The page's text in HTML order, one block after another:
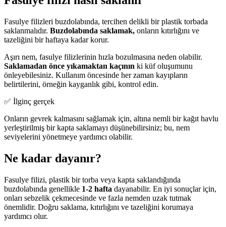
Fasulye filizleri buzdolabında, tercihen delikli bir plastik torbada
saklanmalıdır. Buzdolabında saklamak, onların kıtırlığını ve
tazeliğini bir haftaya kadar korur.
Aşırı nem, fasulye filizlerinin hızla bozulmasına neden olabilir.
Saklamadan önce yıkamaktan kaçının ki küf oluşumunu
önleyebilesiniz. Kullanım öncesinde her zaman kayıpların
belirtilerini, örneğin kayganlık gibi, kontrol edin.
✅ İlginç gerçek
Onların gevrek kalmasını sağlamak için, altına nemli bir kağıt havlu
yerleştirilmiş bir kapta saklamayı düşünebilirsiniz; bu, nem
seviyelerini yönetmeye yardımcı olabilir.
Ne kadar dayanır?
Fasulye filizi, plastik bir torba veya kapta saklandığında
buzdolabında genellikle 1-2 hafta dayanabilir. En iyi sonuçlar için,
onları sebzelik çekmecesinde ve fazla nemden uzak tutmak
önemlidir. Doğru saklama, kıtırlığını ve tazeliğini korumaya
yardımcı olur.